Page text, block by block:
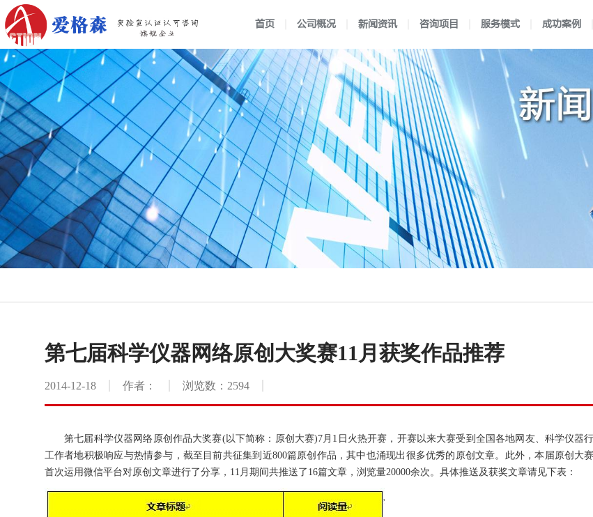
首页 公司概况
企业介绍 组织架构 战略管理 独特优势 企业文化
新闻资讯
行业动态 公司新闻 新闻动态 前沿资讯
咨询项目
国家实验室认可 医学实验室认可 国防实验室认可
服务模式
认可流程 合作流程
成功案例
行业案例
第七届科学仪器网络原创大奖赛11月获奖作品推荐
2014-12-18 作者： 浏览数：2594
第七届科学仪器网络原创作品大奖赛(以下简称：原创大赛)7月1日火热开赛，开赛以来大赛受到全国各地网友、科学仪器
工作者地积极响应与热情参与，截至目前共征集到近800篇原创作品，其中也涌现出很多优秀的原创文章。此外，本届原创大
首次运用微信平台对原创文章进行了分享，11月期间共推送了16篇文章，浏览量20000余次。具体推送及获奖文章请见下表：